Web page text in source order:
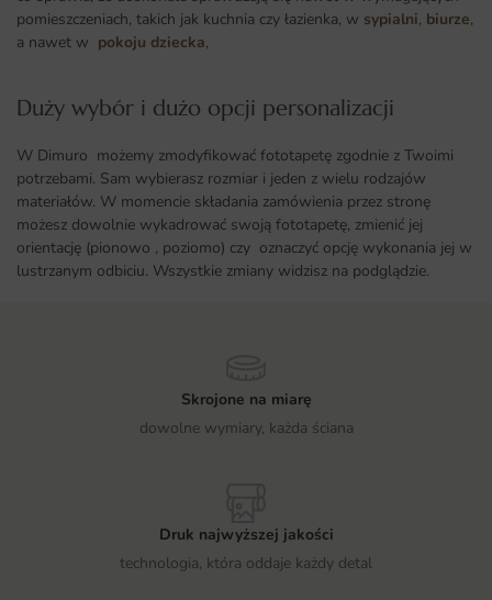
pomieszczeniach, takich jak kuchnia czy łazienka, w sypialni, biurze,
a nawet w pokoju dziecka,
Duży wybór i dużo opcji personalizacji ​
W Dimuro możemy zmodyfikować fototapetę zgodnie z Twoimi
potrzebami. Sam wybierasz rozmiar i jeden z wielu rodzajów
materiałów. W momencie składania zamówienia przez stronę
możesz dowolnie wykadrować swoją fototapetę, zmienić jej
orientację (pionowo , poziomo) czy oznaczyć opcję wykonania jej w
lustrzanym odbiciu. Wszystkie zmiany widzisz na podglądzie.
Skrojone na miarę
dowolne wymiary, każda ściana
Druk najwyższej jakości
technologia, która oddaje każdy detal